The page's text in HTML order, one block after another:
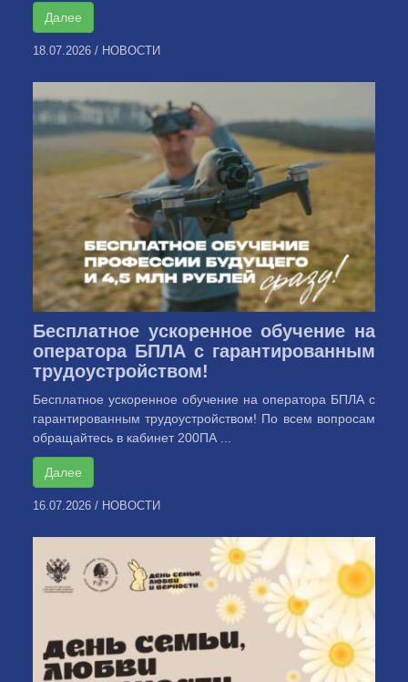
Далее
18.07.2026 / НОВОСТИ
Бесплатное ускоренное обучение на
оператора БПЛА с гарантированным
трудоустройством!
Бесплатное ускоренное обучение на оператора БПЛА с
гарантированным трудоустройством! По всем вопросам
обращайтесь в кабинет 200ПА ...
Далее
16.07.2026 / НОВОСТИ